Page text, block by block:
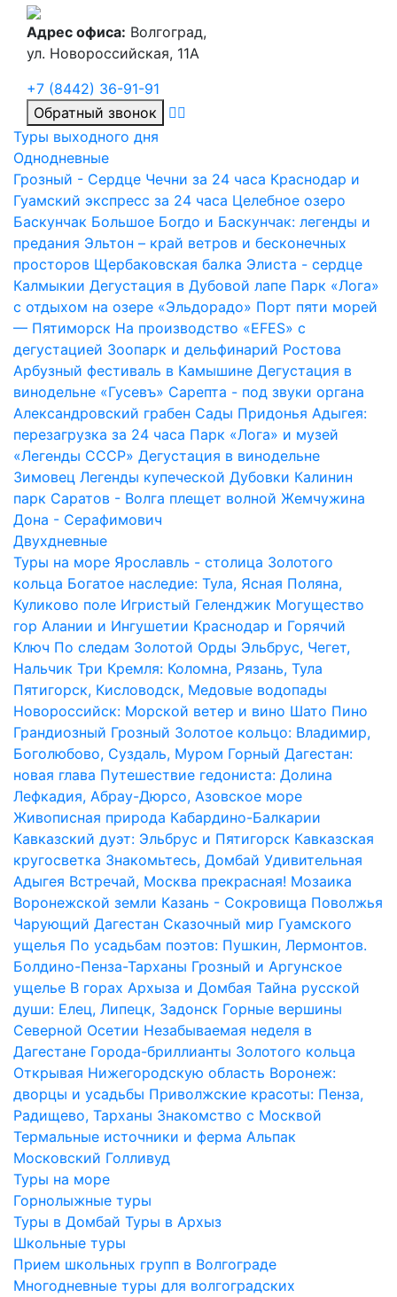
Адрес офиса: Волгоград,
ул. Новороссийская, 11А
+7 (8442) 36-91-91
Обратный звонок
Туры выходного дня
Однодневные
Грозный - Сердце Чечни за 24 часа Краснодар и
Гуамский экспресс за 24 часа Целебное озеро
Баскунчак Большое Богдо и Баскунчак: легенды и
предания Эльтон – край ветров и бесконечных
просторов Щербаковская балка Элиста - сердце
Калмыкии Дегустация в Дубовой лапе Парк «Лога»
с отдыхом на озере «Эльдорадо» Порт пяти морей
— Пятиморск На производство «EFES» с
дегустацией Зоопарк и дельфинарий Ростова
Арбузный фестиваль в Камышине Дегустация в
винодельне «Гусевъ» Сарепта - под звуки органа
Александровский грабен Сады Придонья Адыгея:
перезагрузка за 24 часа Парк «Лога» и музей
«Легенды СССР» Дегустация в винодельне
Зимовец Легенды купеческой Дубовки Калинин
парк Саратов - Волга плещет волной Жемчужина
Дона - Серафимович
Двухдневные
Туры на море Ярославль - столица Золотого
кольца Богатое наследие: Тула, Ясная Поляна,
Куликово поле Игристый Геленджик Могущество
гор Алании и Ингушетии Краснодар и Горячий
Ключ По следам Золотой Орды Эльбрус, Чегет,
Нальчик Три Кремля: Коломна, Рязань, Тула
Пятигорск, Кисловодск, Медовые водопады
Новороссийск: Морской ветер и вино Шато Пино
Грандиозный Грозный Золотое кольцо: Владимир,
Боголюбово, Суздаль, Муром Горный Дагестан:
новая глава Путешествие гедониста: Долина
Лефкадия, Абрау-Дюрсо, Азовское море
Живописная природа Кабардино-Балкарии
Кавказский дуэт: Эльбрус и Пятигорск Кавказская
кругосветка Знакомьтесь, Домбай Удивительная
Адыгея Встречай, Москва прекрасная! Мозаика
Воронежской земли Казань - Сокровища Поволжья
Чарующий Дагестан Сказочный мир Гуамского
ущелья По усадьбам поэтов: Пушкин, Лермонтов.
Болдино-Пенза-Тарханы Грозный и Аргунское
ущелье В горах Архыза и Домбая Тайна русской
души: Елец, Липецк, Задонск Горные вершины
Северной Осетии Незабываемая неделя в
Дагестане Города-бриллианты Золотого кольца
Открывая Нижегородскую область Воронеж:
дворцы и усадьбы Приволжские красоты: Пенза,
Радищево, Тарханы Знакомство с Москвой
Термальные источники и ферма Альпак
Московский Голливуд
Туры на море
Горнолыжные туры
Туры в Домбай Туры в Архыз
Школьные туры
Прием школьных групп в Волгограде
Многодневные туры для волгоградских